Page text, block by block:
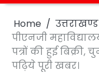
Home
उत्तराखण्ड
पीएनजी
पत्रों की हुई
पढ़िये पूरी खबर।